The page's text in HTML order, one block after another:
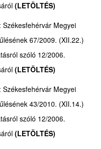
(LETÖLTÉS)
Megyei
67/2009. (XII.22.)
szóló 12/2006.
(LETÖLTÉS)
Megyei
43/2010. (XII.14.)
szóló 12/2006.
(LETÖLTÉS)